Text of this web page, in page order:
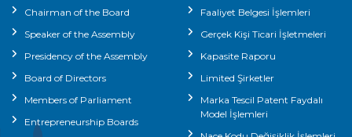
Chairman of the Board
Speaker of the Assembly
Presidency of the Assembly
Board of Directors
Members of Parliament
Entrepreneurship Boards
Faaliyet Belgesi İşlemleri
Gerçek Kişi Ticari İşletmeleri
Kapasite Raporu
Limited Şirketler
Marka Tescil Patent Faydalı
Model İşlemleri